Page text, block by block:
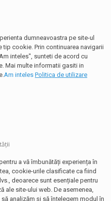
dumneavoastra pe site-ul
cookie. Prin continuarea navigarii
inteles", sunteti de acord cu
Mai multe informatii gasiti in
Am inteles Politica de utilizare
a vă îmbunătăți experiența în
cookie-urile clasificate ca fiind
deoarece sunt esențiale pentru
ale site-ului web. De asemenea,
analizăm și să înțelegem modul în